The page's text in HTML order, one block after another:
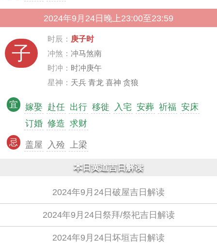
2024年9月24日晚上23:00至23:59
子
时辰： 庚子时
冲煞： 冲马煞南
时冲： 时冲庚午
星神： 天兵 青龙 喜神 贪狼
宜 嫁娶 赴任 出行 移徙 入宅 安葬 祈福 安床
订婚 修造 求财
忌 盖屋 入殓 上梁
本日黄道吉日解读
2024年9月24日破屋吉日解读
2024年9月24日祭拜/祭祀吉日解读
2024年9月24日坏垣吉日解读